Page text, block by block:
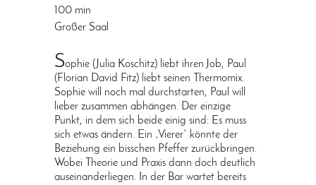
100 min
Großer Saal
Sophie (Julia Koschitz) liebt ihren Job, Paul
(Florian David Fitz) liebt seinen Thermomix.
Sophie will noch mal durchstarten, Paul will
lieber zusammen abhängen. Der einzige
Punkt, in dem sich beide einig sind: Es muss
sich etwas ändern. Ein „Vierer“ könnte der
Beziehung ein bisschen Pfeffer zurückbringen.
Wobei Theorie und Praxis dann doch deutlich
auseinanderliegen. In der Bar wartet bereits